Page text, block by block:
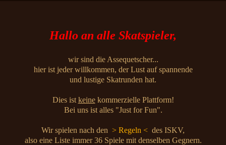
Hallo an alle Skatspieler,
wir sind die Assequetscher...
hier ist jeder willkommen, der Lust auf spannende
und lustige Skatrunden hat.
Dies ist keinekommerzielle Plattform!
Bei uns ist alles "Just for Fun".
Wir spielen nach den > Regeln < des ISKV,
also eine Liste immer 36 Spiele mit denselben Gegnern.